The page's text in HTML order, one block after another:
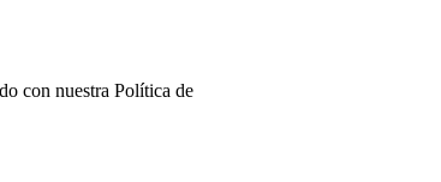
con nuestra Política de